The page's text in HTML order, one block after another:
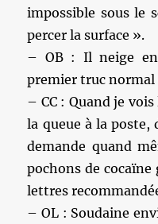
impossible sous le
percer la surface ».
– OB : Il neige en
premier truc normal
– CC : Quand je
la queue à la poste,
demande quand
pochons de
lettres
– OL : Soudaine